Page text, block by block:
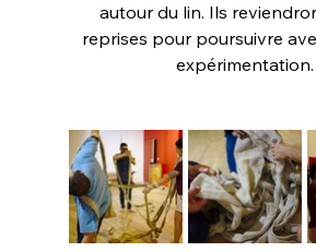
autour du lin. Ils
reprises pour poursuivre
expérimentation.